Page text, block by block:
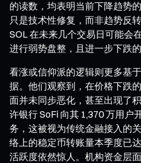
的读数，均表明当前下降趋势
只是技术性修复，而非趋势反
SOL 在未来几个交易日可能会
进行弱势盘整，且进一步下跌的
看涨或信仰派的逻辑则更多基
据。他们观察到，在价格下跌
面并未同步恶化，甚至出现了
许银行 SoFi 向其 1,370 万用户
务，这被视为传统金融接入的
络上的稳定币转账量本季度已
活跃度依然惊人。机构资金层